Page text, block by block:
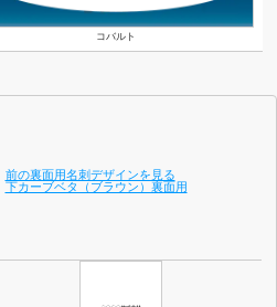
コバルト
前の裏面用名刺デザインを見る
下カーブベタ（ブラウン）裏面用